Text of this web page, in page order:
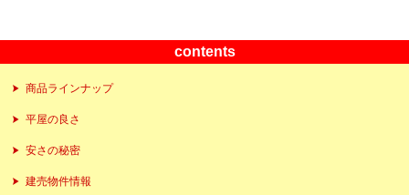
contents
商品ラインナップ
平屋の良さ
安さの秘密
建売物件情報